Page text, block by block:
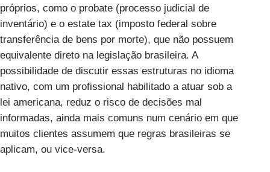
próprios, como o probate (processo judicial de
inventário) e o estate tax (imposto federal sobre
transferência de bens por morte), que não possuem
equivalente direto na legislação brasileira. A
possibilidade de discutir essas estruturas no idioma
nativo, com um profissional habilitado a atuar sob a
lei americana, reduz o risco de decisões mal
informadas, ainda mais comuns num cenário em que
muitos clientes assumem que regras brasileiras se
aplicam, ou vice-versa.